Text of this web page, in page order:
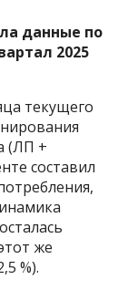
данные по
2025
текущего
(ЛП +
составил
же
%).